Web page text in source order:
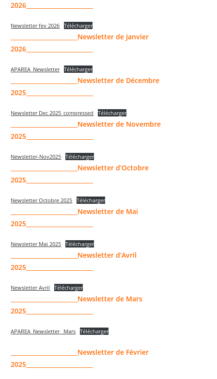
2026_______________________
Newsletter fev 2026 Télécharger
Newsletter de Janvier
2026_______________________
APAREA_Newsletter Télécharger
Newsletter de Décembre
2025_______________________
Newsletter Dec 2025_compressed Télécharger
Newsletter de Novembre
2025_______________________
Newsletter-Nov2025 Télécharger
Newsletter d’Octobre
2025_______________________
Newsletter Octobre 2025 Télécharger
Newsletter de Mai
2025_______________________
Newsletter Mai 2025 Télécharger
Newsletter d’Avril
2025_______________________
Newsletter Avril Télécharger
Newsletter de Mars
2025_______________________
APAREA_Newsletter _Mars Télécharger
Newsletter de Février
2025_______________________